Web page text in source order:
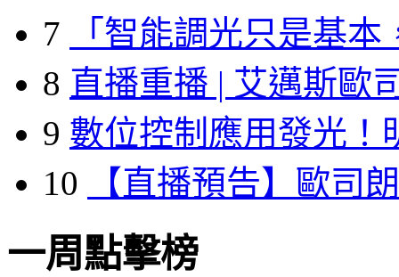
7
「智能調光只是基本
8 直播重播 | 艾邁斯歐
9 數位控制應用發光！
10
【直播預告】歐司
一周點擊榜